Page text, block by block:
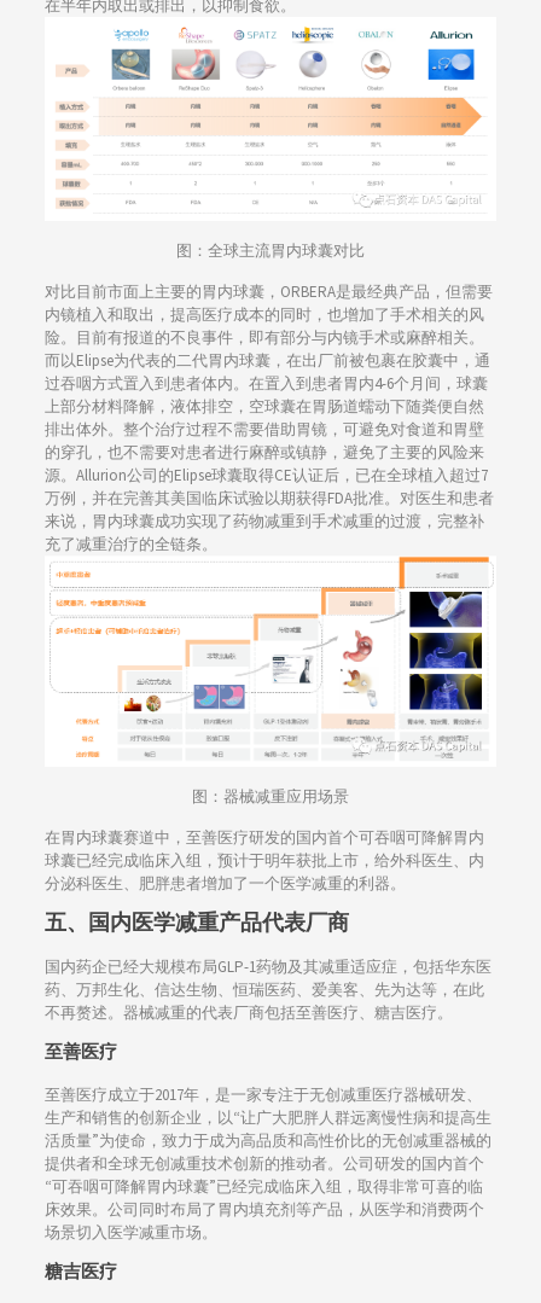
在半年内取出或排出，以抑制食欲。
图：全球主流胃内球囊对比
对比目前市面上主要的胃内球囊，ORBERA是最经典产品，但需要
内镜植入和取出，提高医疗成本的同时，也增加了手术相关的风
险。目前有报道的不良事件，即有部分与内镜手术或麻醉相关。
而以Elipse为代表的二代胃内球囊，在出厂前被包裹在胶囊中，通
过吞咽方式置入到患者体内。在置入到患者胃内4-6个月间，球囊
上部分材料降解，液体排空，空球囊在胃肠道蠕动下随粪便自然
排出体外。整个治疗过程不需要借助胃镜，可避免对食道和胃壁
的穿孔，也不需要对患者进行麻醉或镇静，避免了主要的风险来
源。Allurion公司的Elipse球囊取得CE认证后，已在全球植入超过7
万例，并在完善其美国临床试验以期获得FDA批准。对医生和患者
来说，胃内球囊成功实现了药物减重到手术减重的过渡，完整补
充了减重治疗的全链条。
图：器械减重应用场景
在胃内球囊赛道中，至善医疗研发的国内首个可吞咽可降解胃内
球囊已经完成临床入组，预计于明年获批上市，给外科医生、内
分泌科医生、肥胖患者增加了一个医学减重的利器。
五、国内医学减重产品代表厂商
国内药企已经大规模布局GLP-1药物及其减重适应症，包括华东医
药、万邦生化、信达生物、恒瑞医药、爱美客、先为达等，在此
不再赘述。器械减重的代表厂商包括至善医疗、糖吉医疗。
至善医疗
至善医疗成立于2017年，是一家专注于无创减重医疗器械研发、
生产和销售的创新企业，以“让广大肥胖人群远离慢性病和提高生
活质量”为使命，致力于成为高品质和高性价比的无创减重器械的
提供者和全球无创减重技术创新的推动者。公司研发的国内首个
“可吞咽可降解胃内球囊”已经完成临床入组，取得非常可喜的临
床效果。公司同时布局了胃内填充剂等产品，从医学和消费两个
场景切入医学减重市场。
糖吉医疗